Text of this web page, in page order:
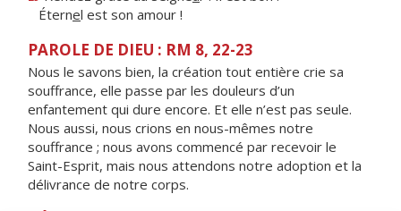
Éternel est son amour !
PAROLE DE DIEU : RM 8, 22-23
Nous le savons bien, la création tout entière crie sa
souffrance, elle passe par les douleurs d’un
enfantement qui dure encore. Et elle n’est pas seule.
Nous aussi, nous crions en nous-mêmes notre
souffrance ; nous avons commencé par recevoir le
Saint-Esprit, mais nous attendons notre adoption et la
délivrance de notre corps.